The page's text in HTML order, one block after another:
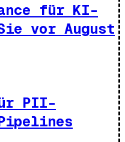
für KI-
vor August
PII-